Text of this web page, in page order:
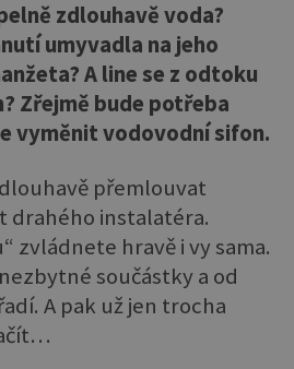
zdlouhavě voda?
umyvadla na jeho
A line se z odtoku
Zřejmě bude potřeba
vyměnit vodovodní sifon.
přemlouvat
drahého instalatéra.
zvládnete hravě i vy sama.
součástky a od
A pak už jen trocha